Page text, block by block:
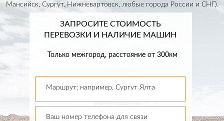
Мансийск, Сургут, Нижневартовск, любые города России и СНГ).
ЗАПРОСИТЕ СТОИМОСТЬ
ПЕРЕВОЗКИ И НАЛИЧИЕ МАШИН
Только межгород, расстояние от 300км
Маршрут: например, Сургут Ялта
Ваш номер телефона для связи